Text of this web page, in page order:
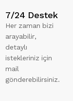
7/24 Destek
Her zaman bizi
arayabilir,
detaylı
istekleriniz için
mail
gönderebilirsiniz.